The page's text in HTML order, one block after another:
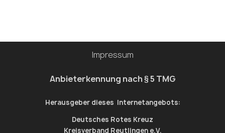
Impressum
Anbieterkennung nach § 5 TMG
Herausgeber dieses Internetangebots:
Deutsches Rotes Kreuz
Kreisverband Reutlingen e.V.